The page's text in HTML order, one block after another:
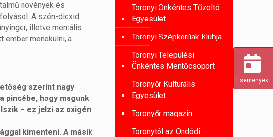
növények és
A szén-dioxid
illetve mentális
ember menekülni, a
szerint nagy
pincébe, hogy magunk
– ez jelzi az oxigén
kimenteni. A másik
Toronyi Önkéntes Tűzoltó
Egyesület
Toronyi Szépkorúak Klubja
Toronyi Települési
Önkéntes Mentőcsoport
Toronyőr Kulturális
Egyesület
Toronyőr magazin
Toronytól az Ondódi
Események